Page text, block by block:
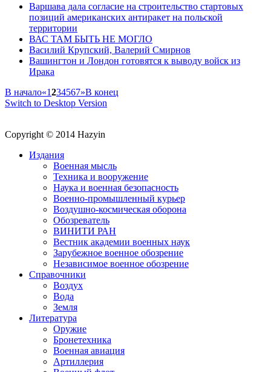
Варшава дала согласие на строительство стартовых
позиций американских антиракет на польской
территории
ВАС ТАМ БЫТЬ НЕ МОГЛО
Василий Крупский, Валерий Смирнов
Вашингтон и Лондон готовятся к выводу войск из
Ирака
В начало«1234567»В конец
Switch to Desktop Version
Copyright © 2014 Hazyin
Издания
Военная мысль
Техника и вооружение
Наука и военная безопасность
Военно-промышленный курьер
Воздушно-космическая оборона
Обозреватель
ВИНИТИ РАН
Вестник академии военных наук
Зарубежное военное обозрение
Независимое военное обозрение
Справочники
Воздух
Вода
Земля
Литература
Оружие
Бронетехника
Военная авиация
Артиллерия